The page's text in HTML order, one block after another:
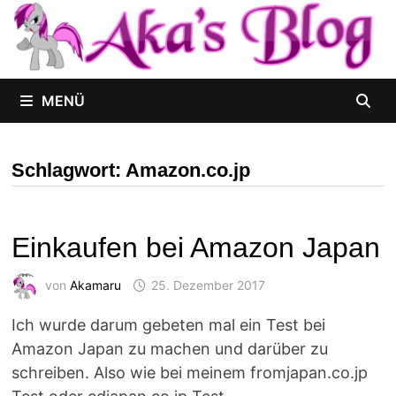
Zum
Inhalt
springen
MENÜ
Schlagwort: Amazon.co.jp
Einkaufen bei Amazon Japan
von Akamaru 25. Dezember 2017
Ich wurde darum gebeten mal ein Test bei
Amazon Japan zu machen und darüber zu
schreiben. Also wie bei meinem fromjapan.co.jp